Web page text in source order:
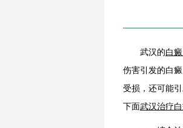
武汉的白
伤害引发的白
受损，还可能
下面武汉治疗